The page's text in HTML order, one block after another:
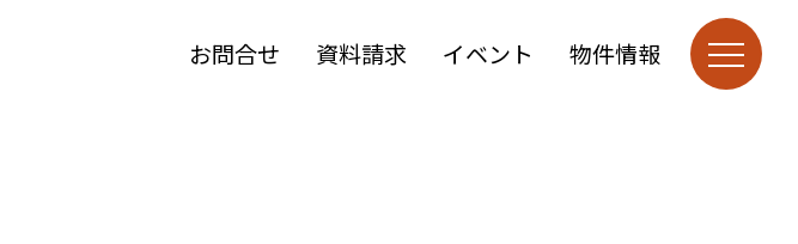
お問合せ 資料請求 イベント 物件情報